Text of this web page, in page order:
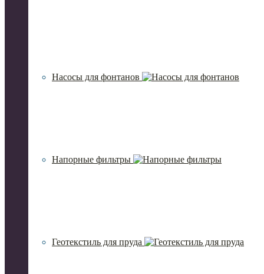
Насосы для фонтанов
Напорные фильтры
Геотекстиль для пруда